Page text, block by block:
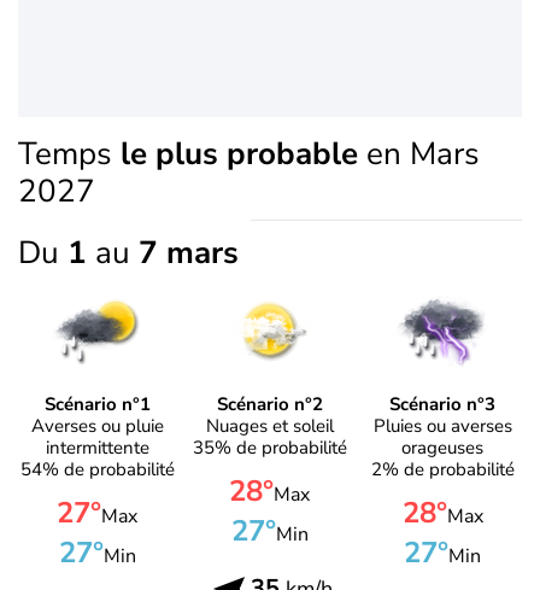
Temps le plus probable en Mars
2027
Du 1 au 7 mars
Scénario n°1
Averses ou pluie
intermittente
54% de probabilité
27°Max
27°Min
Scénario n°2
Nuages et soleil
35% de probabilité
28°Max
27°Min
Scénario n°3
Pluies ou averses
orageuses
2% de probabilité
28°Max
27°Min